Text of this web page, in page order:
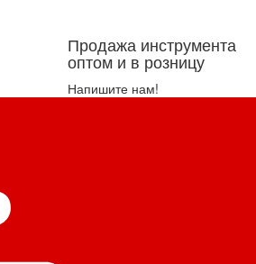
Продажа инструмента
оптом и в розницу
Напишите нам!